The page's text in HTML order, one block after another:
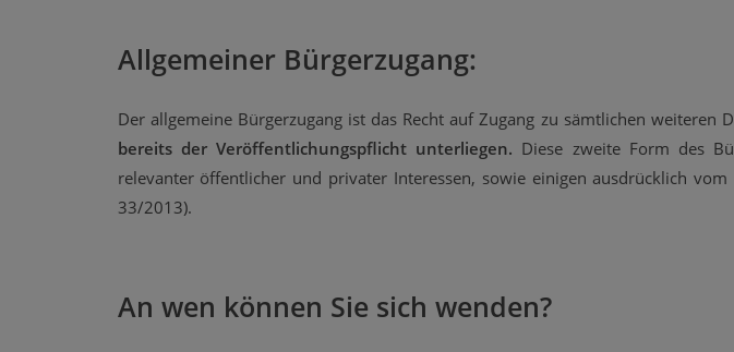
Allgemeiner Bürgerzugang:
Der allgemeine Bürgerzugang ist das Recht auf Zugang zu sämtlichen
bereits der Veröffentlichungspflicht unterliegen. Diese zweite Form des
relevanter öffentlicher und privater Interessen, sowie einigen ausdrücklich
33/2013).
An wen können Sie sich wenden?